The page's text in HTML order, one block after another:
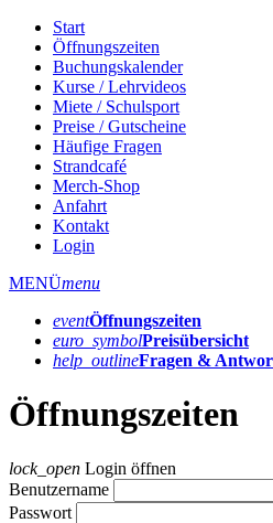
Start
Öffnungszeiten
Buchungskalender
Kurse / Lehrvideos
Miete / Schulsport
Preise / Gutscheine
Häufige Fragen
Strandcafé
Merch-Shop
Anfahrt
Kontakt
Login
MENÜmenu
eventÖffnungs­zeiten
euro_symbolPreis­übersicht
help_outlineFragen &
Öffnungszeiten
lock_open Login öffnen
Benutzername
Passwort